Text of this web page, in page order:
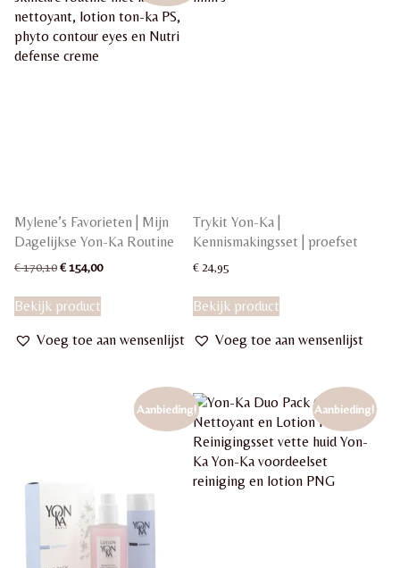
Mylene’s Favorieten | Mijn
Dagelijkse Yon-Ka Routine
€170,10Oorspronkelijke
was:
€ 170,10.
€154,00Huidige
Bekijk product
Voeg toe aan wensenlijst
Trykit Yon-Ka |
Kennismakingsset | proefset
€24,95
Bekijk productproduct
meerdere
optie
kan
gekozen
worden
op
Voeg toe aan wensenlijst
Aanbieding! Aanbieding!